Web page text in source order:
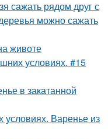
сажать рядом друг с
можно сажать
животе
условиях. #15
в закатанной
Варенье из